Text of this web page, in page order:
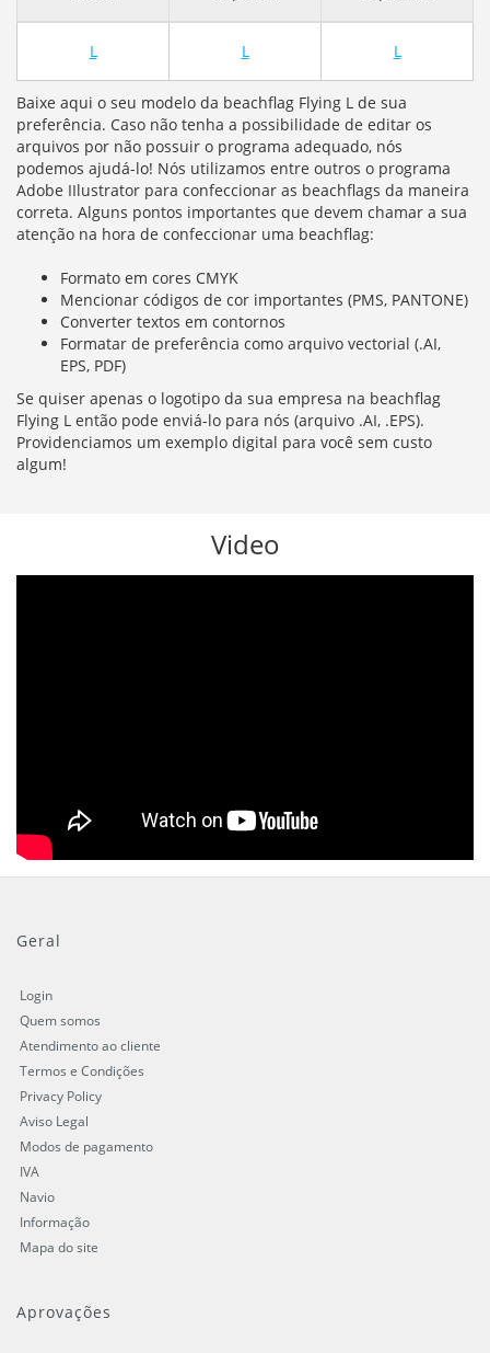
L L L
Baixe aqui o seu modelo da beachflag Flying L de sua
preferência. Caso não tenha a possibilidade de editar os
arquivos por não possuir o programa adequado, nós
podemos ajudá-lo! Nós utilizamos entre outros o programa
Adobe IIlustrator para confeccionar as beachflags da maneira
correta. Alguns pontos importantes que devem chamar a sua
atenção na hora de confeccionar uma beachflag:
Formato em cores CMYK
Mencionar códigos de cor importantes (PMS, PANTONE)
Converter textos em contornos
Formatar de preferência como arquivo vectorial (.AI,
EPS, PDF)
Se quiser apenas o logotipo da sua empresa na beachflag
Flying L então pode enviá-lo para nós (arquivo .AI, .EPS).
Providenciamos um exemplo digital para você sem custo
algum!
Video
Geral
Login
Quem somos
Atendimento ao cliente
Termos e Condições
Privacy Policy
Aviso Legal
Modos de pagamento
IVA
Navio
Informação
Mapa do site
Aprovações